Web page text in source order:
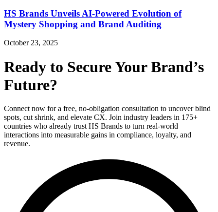
HS Brands Unveils AI-Powered Evolution of
Mystery Shopping and Brand Auditing
October 23, 2025
Ready to Secure Your Brand’s
Future?
Connect now for a free, no-obligation consultation to uncover blind
spots, cut shrink, and elevate CX. Join industry leaders in 175+
countries who already trust HS Brands to turn real-world
interactions into measurable gains in compliance, loyalty, and
revenue.